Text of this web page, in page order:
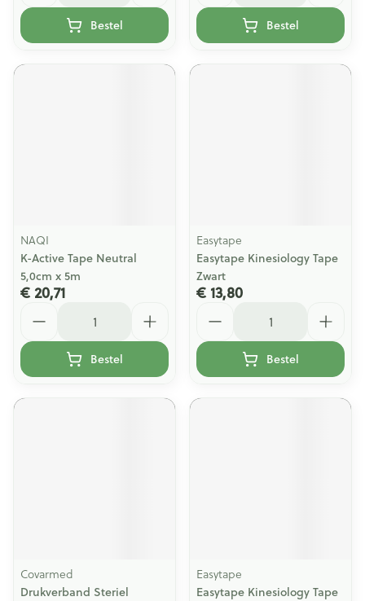
Bestel Bestel
NAQI
K-Active Tape Neutral
5,0cm x 5m
€ 20,71
Bestel
Easytape
Easytape Kinesiology Tape
Zwart
€ 13,80
Bestel
Covarmed
Drukverband Steriel
Easytape
Easytape Kinesiology Tape